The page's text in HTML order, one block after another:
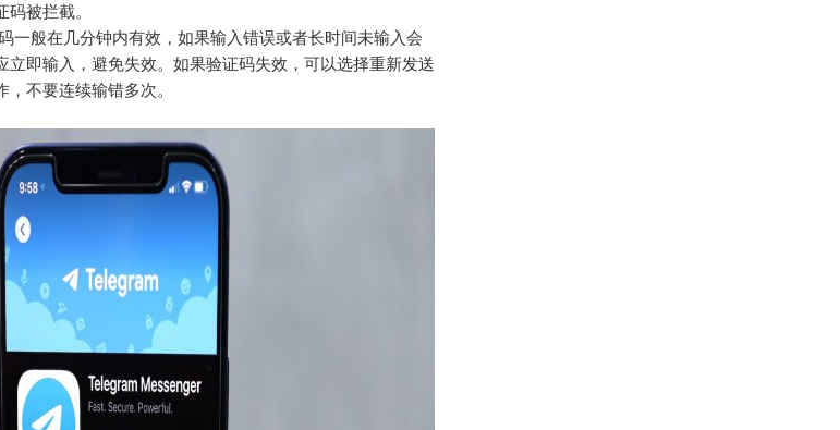
被拦截。
一般在几分钟内有效，如果输入错误或者长时间未输入会
立即输入，避免失效。如果验证码失效，可以选择重新发送
不要连续输错多次。